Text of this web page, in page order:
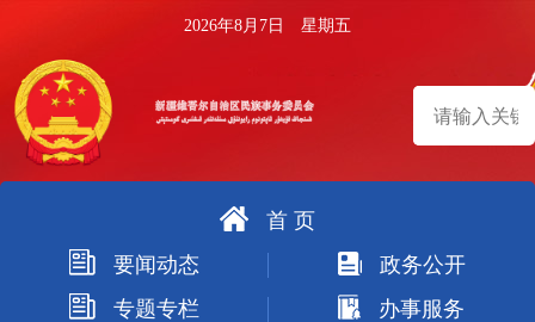
2026年8月7日 星期五
索
首 页
要闻动态
政务公开
专题专栏
办事服务